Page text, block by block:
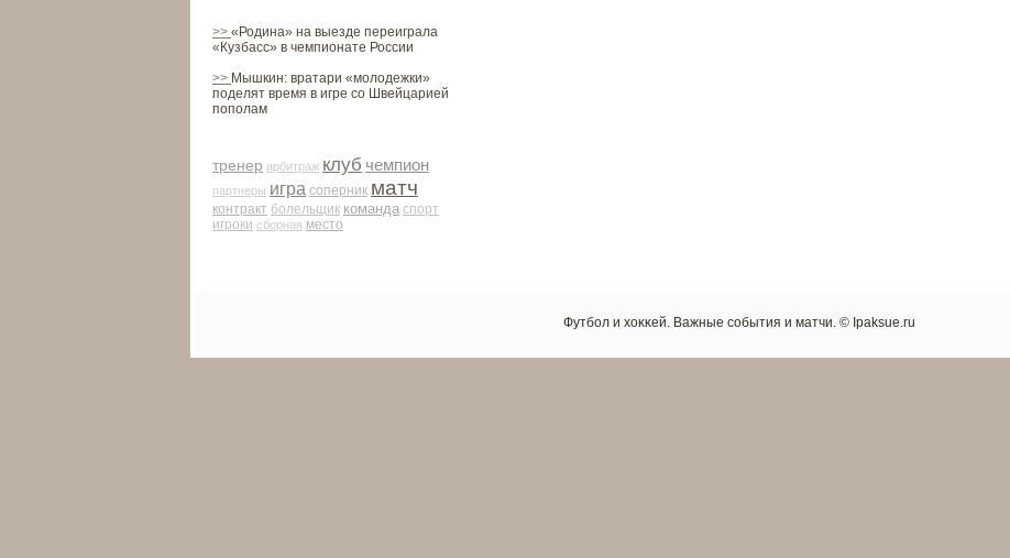
>> «Родина» на выезде переиграла
«Кузбасс» в чемпионате России
>> Мышкин: вратари «молодежки»
поделят время в игре со Швейцарией
пополам
тренер арби­траж клуб чемпион
партнеры игра соперник матч
контракт болельщик команда спорт
игроки сборная место
Футбол и хоκκей. Важные сοбытия и матчи. © Ipaksue.ru